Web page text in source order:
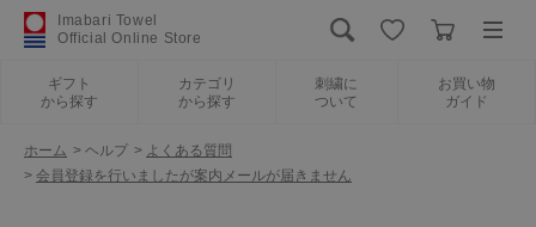
Imabari Towel
Official Online Store
ギフト
から探す
カテゴリ
から探す
刺繍に
ついて
お買い物
ガイド
ホーム > ヘルプ > よくある質問
> 会員登録を行いましたが案内メールが届きません